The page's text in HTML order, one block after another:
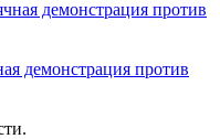
демонстрация против